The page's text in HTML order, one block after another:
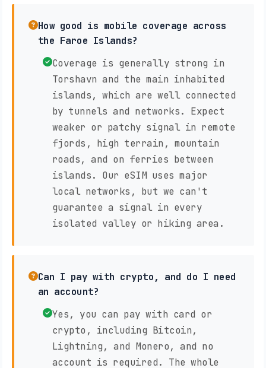
How good is mobile coverage across
the Faroe Islands?
Coverage is generally strong in
Torshavn and the main inhabited
islands, which are well connected
by tunnels and networks. Expect
weaker or patchy signal in remote
fjords, high terrain, mountain
roads, and on ferries between
islands. Our eSIM uses major
local networks, but we can't
guarantee a signal in every
isolated valley or hiking area.
Can I pay with crypto, and do I need
an account?
Yes, you can pay with card or
crypto, including Bitcoin,
Lightning, and Monero, and no
account is required. The whole